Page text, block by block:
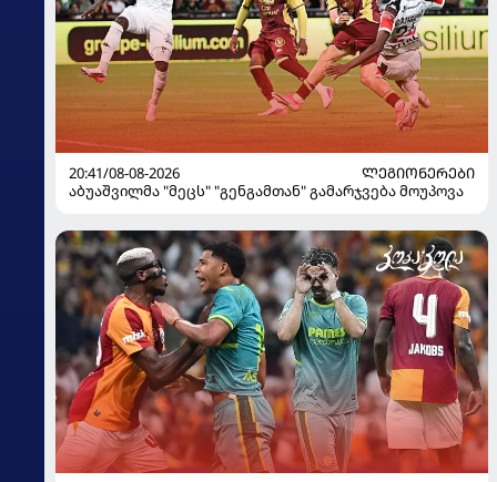
20:41/08-08-2026
ᲚᲔᲒᲘᲝᲜᲔᲠᲔᲑᲘ
აბუაშვილმა "მეცს" "გენგამთან" გამარჯვება მოუპოვა